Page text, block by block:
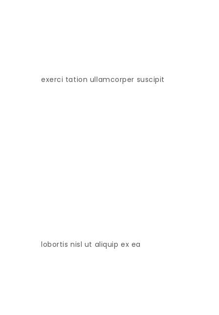
exerci tation ullamcorper suscipit
lobortis nisl ut aliquip ex ea